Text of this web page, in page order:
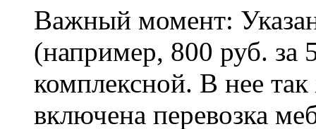
Важный момент:
(например, 800 руб. за
комплексной. В нее
включена перевозка